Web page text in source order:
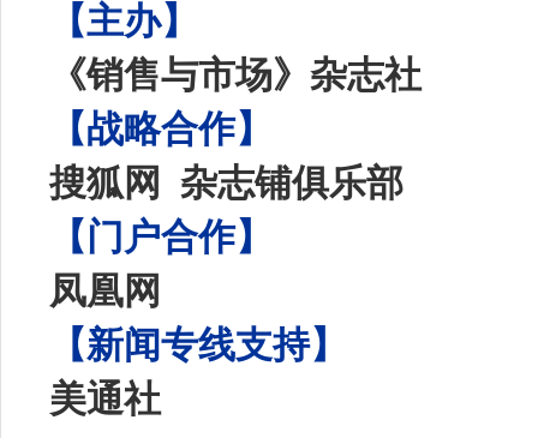
【主办】
《销售与市场》杂志社
【战略合作】
搜狐网 杂志铺俱乐部
【门户合作】
凤凰网
【新闻专线支持】
美通社